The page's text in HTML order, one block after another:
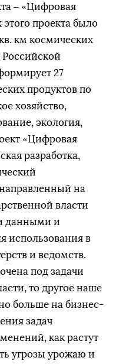
– «Цифровая
этого проекта было
км космических
27
продуктов по
хозяйство,
экология,
«Цифровая
разработка,
на
власти
данными и
использования в
и ведомств.
под задачи
то другое наше
больше на бизнес-
задач
как растут
угрозы урожаю и